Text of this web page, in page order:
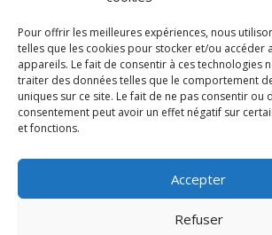
Pour offrir les meilleures expériences, nous
telles que les cookies pour stocker et/ou accéder
appareils. Le fait de consentir à ces technologies
traiter des données telles que le comportement
uniques sur ce site. Le fait de ne pas consentir ou
consentement peut avoir un effet négatif sur
et fonctions.
Accepter
Refuser
7 + 3=